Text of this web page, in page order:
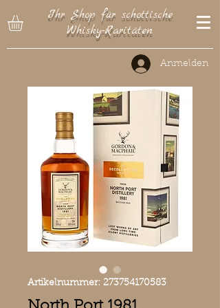
Ihr Shop für schottische
Whisky-Raritäten
Anmelden
Artikelnummer: 273754170583